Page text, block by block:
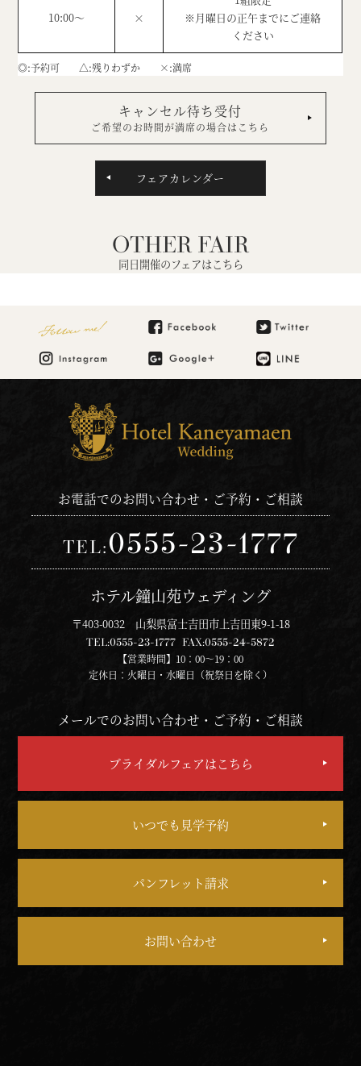
10:00～ ×
※月曜日の正午までにご連絡
ください
◎ 予約可 △ 残りわずか × 満席
キャンセル待ち受付
ご希望のお時間が満席の場合はこちら
フェアカレンダー
OTHER FAIR
同日開催のフェアはこちら
Follow me!
お電話でのお問い合わせ・ご予約・ご相談
TEL:0555-23-1777
ホテル鐘山苑ウェディング
〒403-0032 山梨県富士吉田市上吉田東9-1-18
TEL:0555-23-1777 FAX:0555-24-5872
【営業時間】10：00～19：00
定休日：火曜日・水曜日（祝祭日を除く）
メールでのお問い合わせ・ご予約・ご相談
ブライダルフェアはこちら
いつでも見学予約
パンフレット請求
お問い合わせ